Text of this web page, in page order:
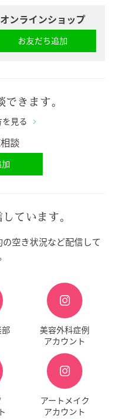
オンラインショップ
お友だち追加
きます。
見る
談
ています。
空き状況など配信して
美容外科症例
アカウント
アートメイク
アカウント